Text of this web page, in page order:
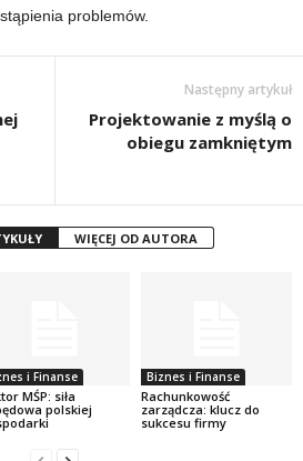
problemów.
Następny artykuł
Projektowanie z myślą o
obiegu zamkniętym
WIĘCEJ OD AUTORA
i Finanse
MŚP: siła
polskiej
Biznes i Finanse
Rachunkowość
zarządcza: klucz do
sukcesu firmy